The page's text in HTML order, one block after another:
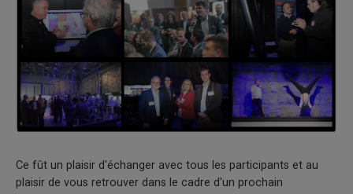
Ce fût un plaisir d'échanger avec tous les participants et au
plaisir de vous retrouver dans le cadre d'un prochain